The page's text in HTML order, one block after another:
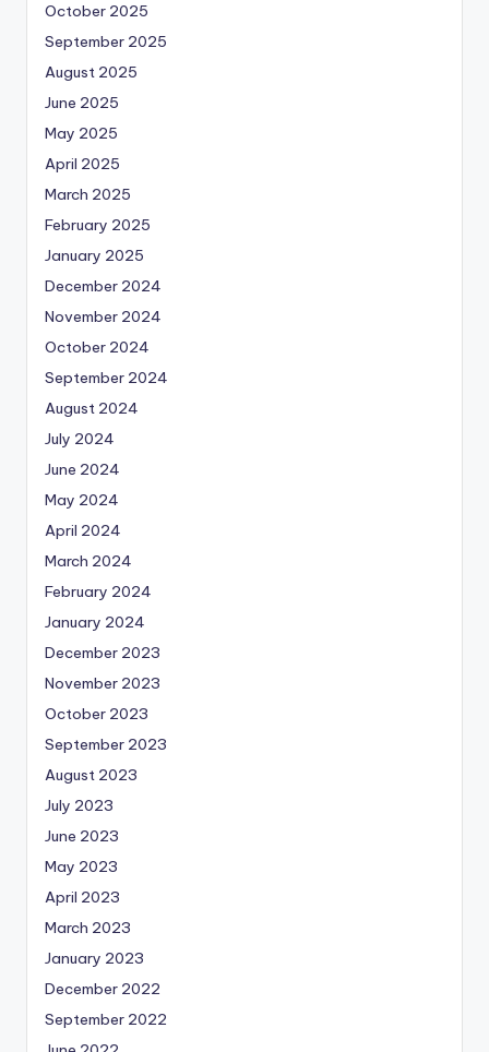
October 2025
September 2025
August 2025
June 2025
May 2025
April 2025
March 2025
February 2025
January 2025
December 2024
November 2024
October 2024
September 2024
August 2024
July 2024
June 2024
May 2024
April 2024
March 2024
February 2024
January 2024
December 2023
November 2023
October 2023
September 2023
August 2023
July 2023
June 2023
May 2023
April 2023
March 2023
January 2023
December 2022
September 2022